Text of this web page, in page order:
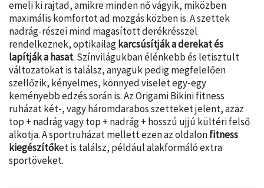
emeli ki rajtad, amikre minden nő vágyik, miközben
maximális komfortot ad mozgás közben is. A szettek
nadrág-részei mind magasított derékrésszel
rendelkeznek, optikailagkarcsúsítják a derekat és
lapítják a hasat. Színvilágukban élénkebb és letisztult
változatokat is találsz, anyaguk pedig megfelelően
szellőzik, kényelmes, könnyed viselet egy-egy
keményebb edzés során is. Az Origami Bikini fitness
ruházat két-, vagy háromdarabos szetteket jelent, azaz
top + nadrág vagy top + nadrág + hosszú ujjú kültéri felső
alkotja. A sportruházat mellett ezen az oldalonfitness
kiegészítőket is találsz, például alakformáló extra
sportöveket.